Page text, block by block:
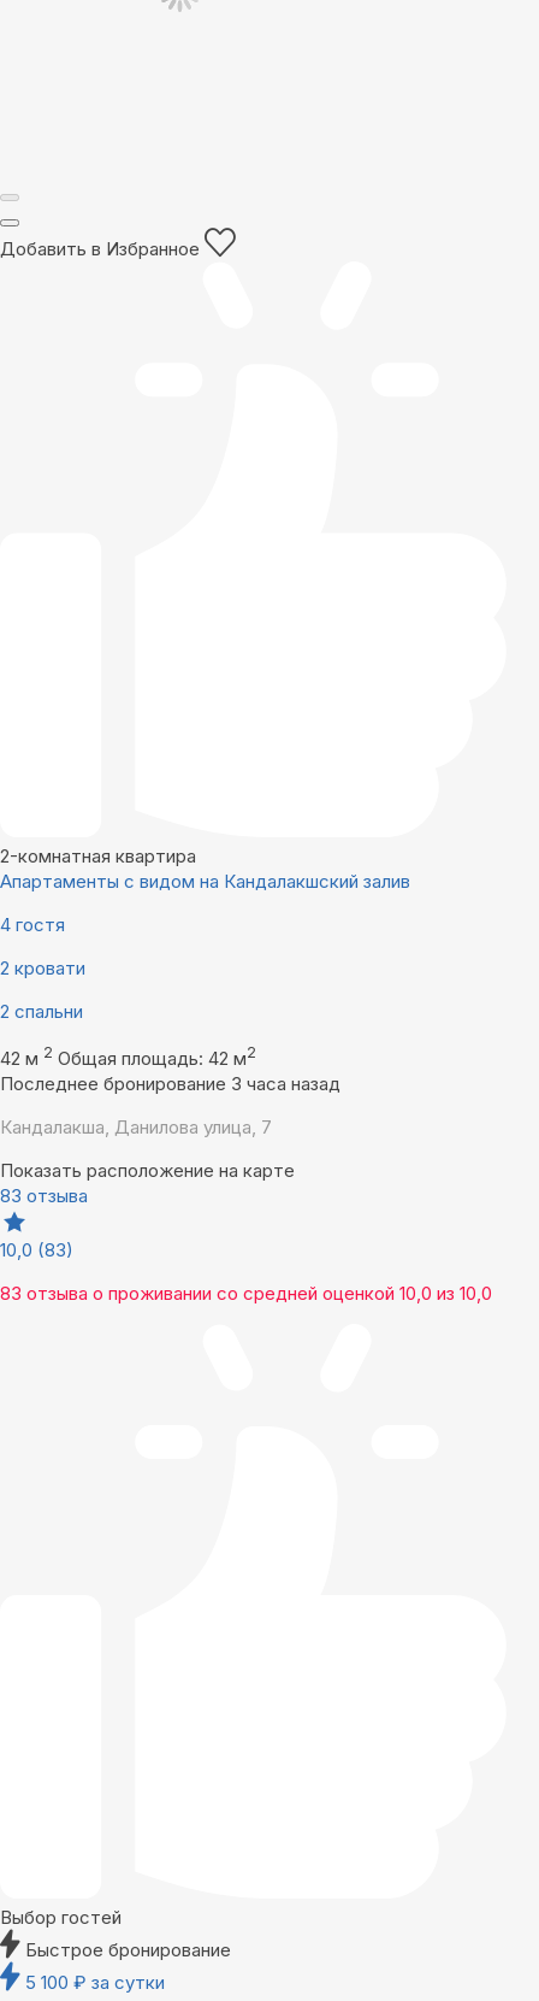
Добавить в Избранное
2-комнатная квартира
Апартаменты с видом на Кандалакшский залив
4 гостя
2 кровати
2 спальни
42 м 2 Общая площадь: 42 м2
Последнее бронирование 3 часа назад
Кандалакша, Данилова улица, 7
Показать расположение на карте
83 отзыва
10,0 (83)
83 отзыва о проживании со средней оценкой 10,0 из 10,0
Выбор гостей
Быстрое бронирование
5 100 ₽ за сутки